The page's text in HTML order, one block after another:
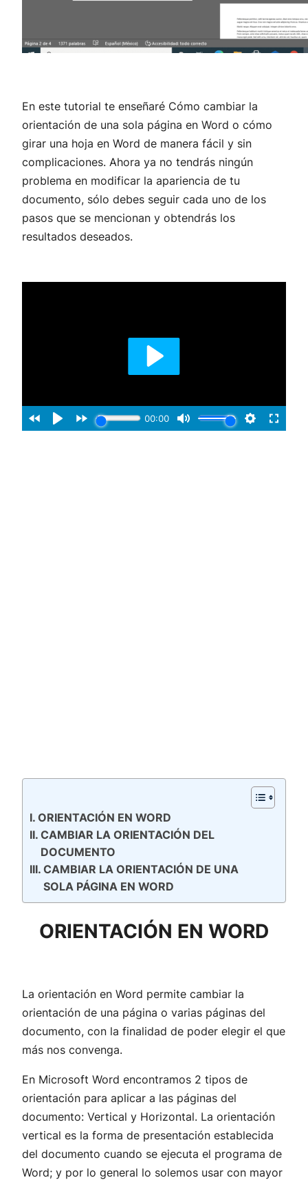
En este tutorial te enseñaré Cómo cambiar la
orientación de una sola página en Word o cómo
girar una hoja en Word de manera fácil y sin
complicaciones. Ahora ya no tendrás ningún
problema en modificar la apariencia de tu
documento, sólo debes seguir cada uno de los
pasos que se mencionan y obtendrás los
resultados deseados.
ORIENTACIÓN EN WORD
CAMBIAR LA ORIENTACIÓN DEL
DOCUMENTO
CAMBIAR LA ORIENTACIÓN DE UNA
SOLA PÁGINA EN WORD
ORIENTACIÓN EN WORD
La orientación en Word permite cambiar la
orientación de una página o varias páginas del
documento, con la finalidad de poder elegir el que
más nos convenga.
En Microsoft Word encontramos 2 tipos de
orientación para aplicar a las páginas del
documento: Vertical y Horizontal. La orientación
vertical es la forma de presentación establecida
del documento cuando se ejecuta el programa de
Word; y por lo general lo solemos usar con mayor